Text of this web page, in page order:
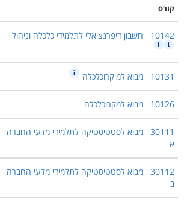
קורס
10142 חשבון דיפרנציאלי לתלמידי כלכלה וניהול
10131 מבוא למיקרוכלכלה
10126 מבוא למקרוכלכלה
30111 מבוא לסטטיסטיקה לתלמידי מדעי החברה
א
30112 מבוא לסטטיסטיקה לתלמידי מדעי החברה
ב